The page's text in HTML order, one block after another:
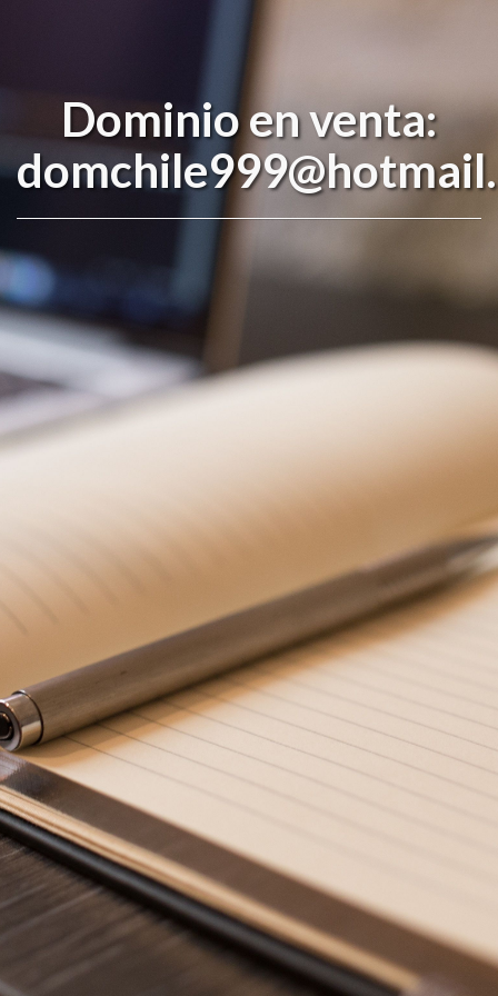
Dominio en venta: